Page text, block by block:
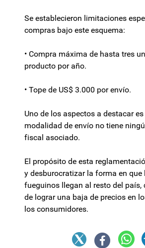
Se establecieron limitaciones
compras bajo este esquema:
• Compra máxima de hasta tres
producto por año.
• Tope de US$ 3.000 por envío.
Uno de los aspectos a destacar
modalidad de envío no tiene
fiscal asociado.
El propósito de esta
y desburocratizar la forma en que
fueguinos llegan al resto del país,
de lograr una baja de precios en
los consumidores.